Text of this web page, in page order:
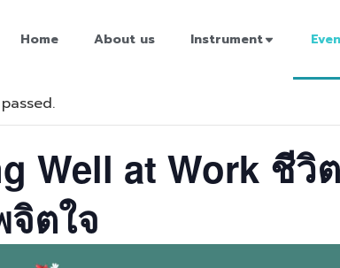
Home About us Instrument
Well at Work ชีวิ
ตใจ